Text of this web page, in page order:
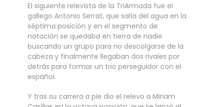
El siguiente relevista de la TriArmada fue el
gallego Antonio Serrat, que salía del agua en la
séptima posición y en el segmento de
natación se quedaba en tierra de nadie
buscando un grupo para no descolgarse de la
cabeza y finalmente llegaban dos rivales por
detrás para formar un trio perseguidor con el
español.
Y tras su carrera a pie dio el relevo a Miriam